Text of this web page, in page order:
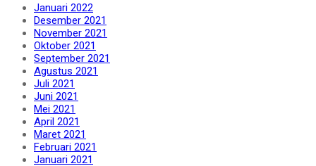
Januari 2022
Desember 2021
November 2021
Oktober 2021
September 2021
Agustus 2021
Juli 2021
Juni 2021
Mei 2021
April 2021
Maret 2021
Februari 2021
Januari 2021